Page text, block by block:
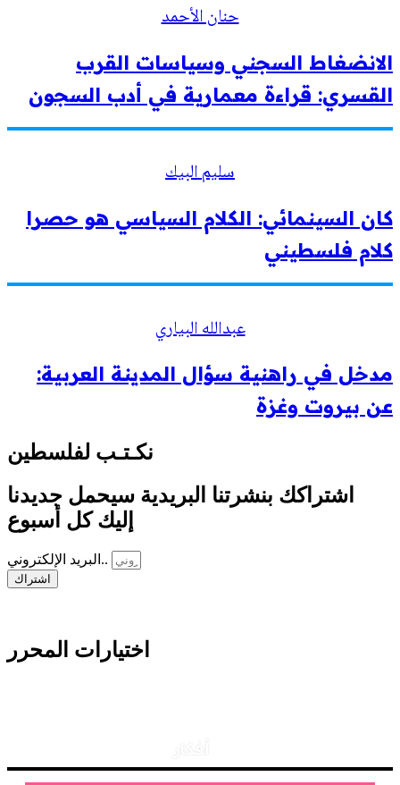
حنان الأحمد
الانضغاط السجني وسياسات القرب
القسري: قراءة معمارية في أدب السجون
سليم البيك
كان السينمائي: الكلام السياسي هو حصرا
كلام فلسطيني
عبدالله البياري
مدخل في راهنية سؤال المدينة العربية:
عن بيروت وغزة
نكـتـب لفلسطين
اشتراكك بنشرتنا البريدية سيحمل جديدنا
إليك كل أسبوع
البريد الإلكتروني..
اشتراك
اختيارات المحرر